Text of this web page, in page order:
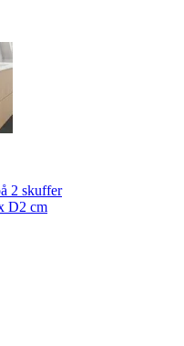
2 skuffer
D2 cm